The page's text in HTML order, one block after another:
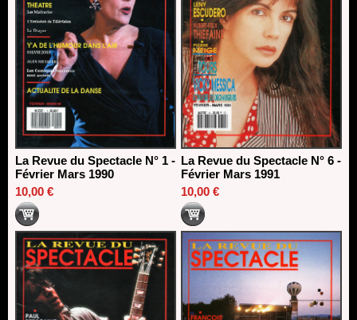
La Revue du Spectacle N° 1 -
Février Mars 1990
10,00 €
La Revue du Spectacle N° 6 -
Février Mars 1991
10,00 €